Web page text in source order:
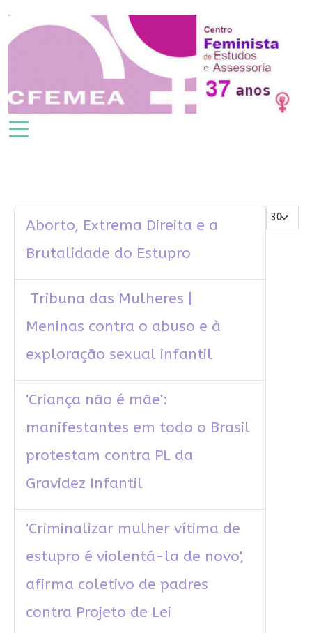
Mostrar #
Aborto, Extrema Direita e a
Brutalidade do Estupro
Tribuna das Mulheres |
Meninas contra o abuso e à
exploração sexual infantil
'Criança não é mãe':
manifestantes em todo o Brasil
protestam contra PL da
Gravidez Infantil
'Criminalizar mulher vítima de
estupro é violentá-la de novo',
afirma coletivo de padres
contra Projeto de Lei